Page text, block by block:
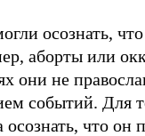
осознать,
аборты или
они не
событий. Для
осознать, что он